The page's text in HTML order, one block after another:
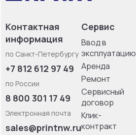
Контактная
информация
по Санкт-Петербургу
+7 812 612 97 49
по России
8 800 301 17 49
Электронная почта
sales@printnw.ru
Сервис
Ввод в
эксплуатацию
Аренда
Ремонт
Сервисный
договор
Клик-
контракт